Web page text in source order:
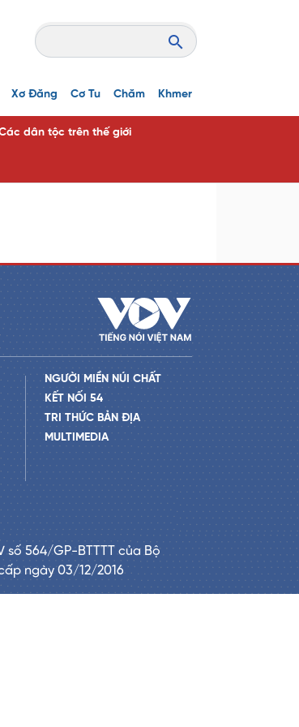
Xơ Đăng Cơ Tu Chăm Khmer
dân tộc trên thế giới
NGƯỜI MIỀN NÚI CHẤT
KẾT NỐI 54
TRI THỨC BẢN ĐỊA
MULTIMEDIA
564/GP-BTTTT của Bộ
ngày 03/12/2016